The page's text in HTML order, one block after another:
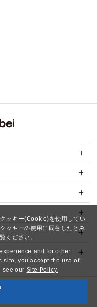
ッキー(Cookie)を使用してい
ッキーの使用に同意したとみ
ください。
and for other
site, you accept the use of
see our Site Policy.
Rights Reserved.